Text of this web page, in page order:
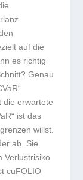
auf die
es richtig
Genau
die erwartete
ist das
willst.
ab. Sie
Verlustrisiko
cuFOLIO